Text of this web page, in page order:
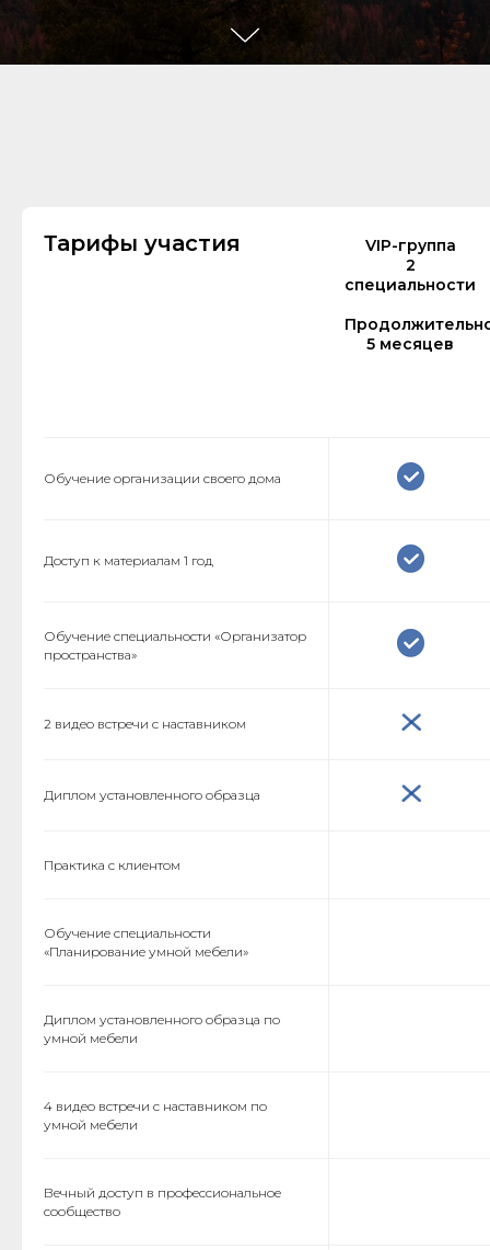
Тарифы участия
VIP-группа
2
специальности
5 месяцев
Обучение организации своего дома
Доступ к материалам 1 год
Обучение специальности «Организатор
пространства»
2 видео встречи с наставником
Диплом установленного образца
Практика с клиентом
Обучение специальности
«Планирование умной мебели»
Диплом установленного образца по
умной мебели
4 видео встречи с наставником по
умной мебели
Вечный доступ в профессиональное
сообщество